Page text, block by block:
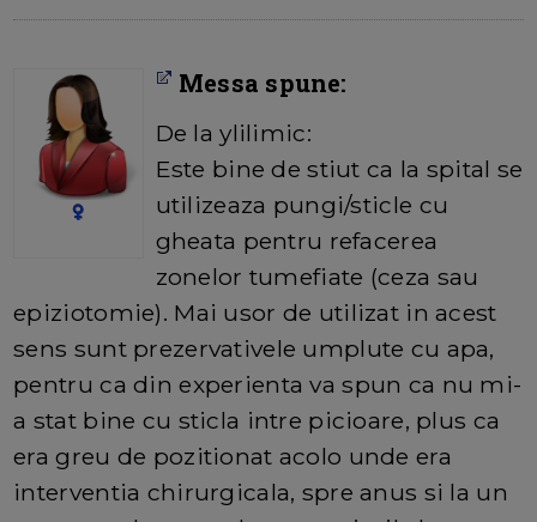
Messa spune:
De la ylilimic:
Este bine de stiut ca la spital se
utilizeaza pungi/sticle cu
gheata pentru refacerea
zonelor tumefiate (ceza sau
epiziotomie). Mai usor de utilizat in acest
sens sunt prezervativele umplute cu apa,
pentru ca din experienta va spun ca nu mi-
a stat bine cu sticla intre picioare, plus ca
era greu de pozitionat acolo unde era
interventia chirurgicala, spre anus si la un